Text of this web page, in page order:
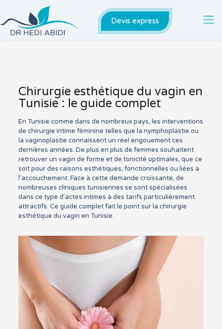
Devis express
Chirurgie esthétique du vagin en
Tunisie : le guide complet
En Tunisie comme dans de nombreux pays, les interventions
de chirurgie intime féminine telles que la nymphoplastie ou
la vaginoplastie connaissent un réel engouement ces
dernières années. De plus en plus de femmes souhaitent
retrouver un vagin de forme et de tonicité optimales, que ce
soit pour des raisons esthétiques, fonctionnelles ou liées à
l’accouchement. Face à cette demande croissante, de
nombreuses cliniques tunisiennes se sont spécialisées
dans ce type d’actes intimes à des tarifs particulièrement
attractifs. Ce guide complet fait le point sur la chirurgie
esthétique du vagin en Tunisie.